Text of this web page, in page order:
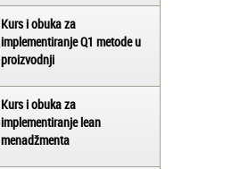
Kurs i obuka za
implementiranje Q1 metode u
proizvodnji
Kurs i obuka za
implementiranje lean
menadžmenta